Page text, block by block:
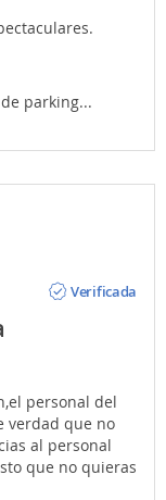
parking...
Verificada
personal del
verdad que no
al personal
que no quieras